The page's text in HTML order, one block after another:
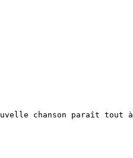
chanson paraît